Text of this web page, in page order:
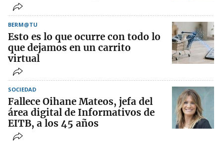
BERM@TU
Esto es lo que ocurre con todo lo
que dejamos en un carrito
virtual
SOCIEDAD
Fallece Oihane Mateos, jefa del
área digital de Informativos de
EITB, a los 45 años